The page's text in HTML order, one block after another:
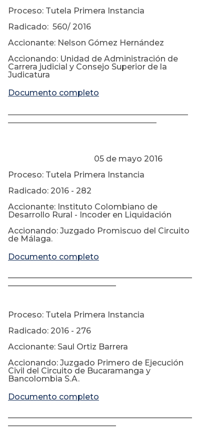
Proceso: Tutela Primera Instancia
Radicado: 560/ 2016
Accionante: Nelson Gómez Hernández
Accionando: Unidad de Administración de
Carrera judicial y Consejo Superior de la
Judicatura
Documento completo
_________________________________
05 de mayo 2016
Proceso: Tutela Primera Instancia
Radicado: 2016 - 282
Accionante: Instituto Colombiano de
Desarrollo Rural - Incoder en Liquidación
Accionando: Juzgado Promiscuo del Circuito
de Málaga.
Documento completo
Proceso: Tutela Primera Instancia
Radicado: 2016 - 276
Accionante: Saul Ortiz Barrera
Accionando: Juzgado Primero de Ejecución
Civil del Circuito de Bucaramanga y
Bancolombia S.A.
Documento completo